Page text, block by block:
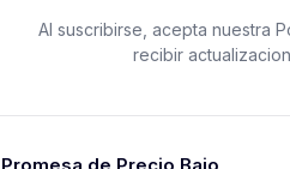
Al suscribirse, acepta nuestra
recibir